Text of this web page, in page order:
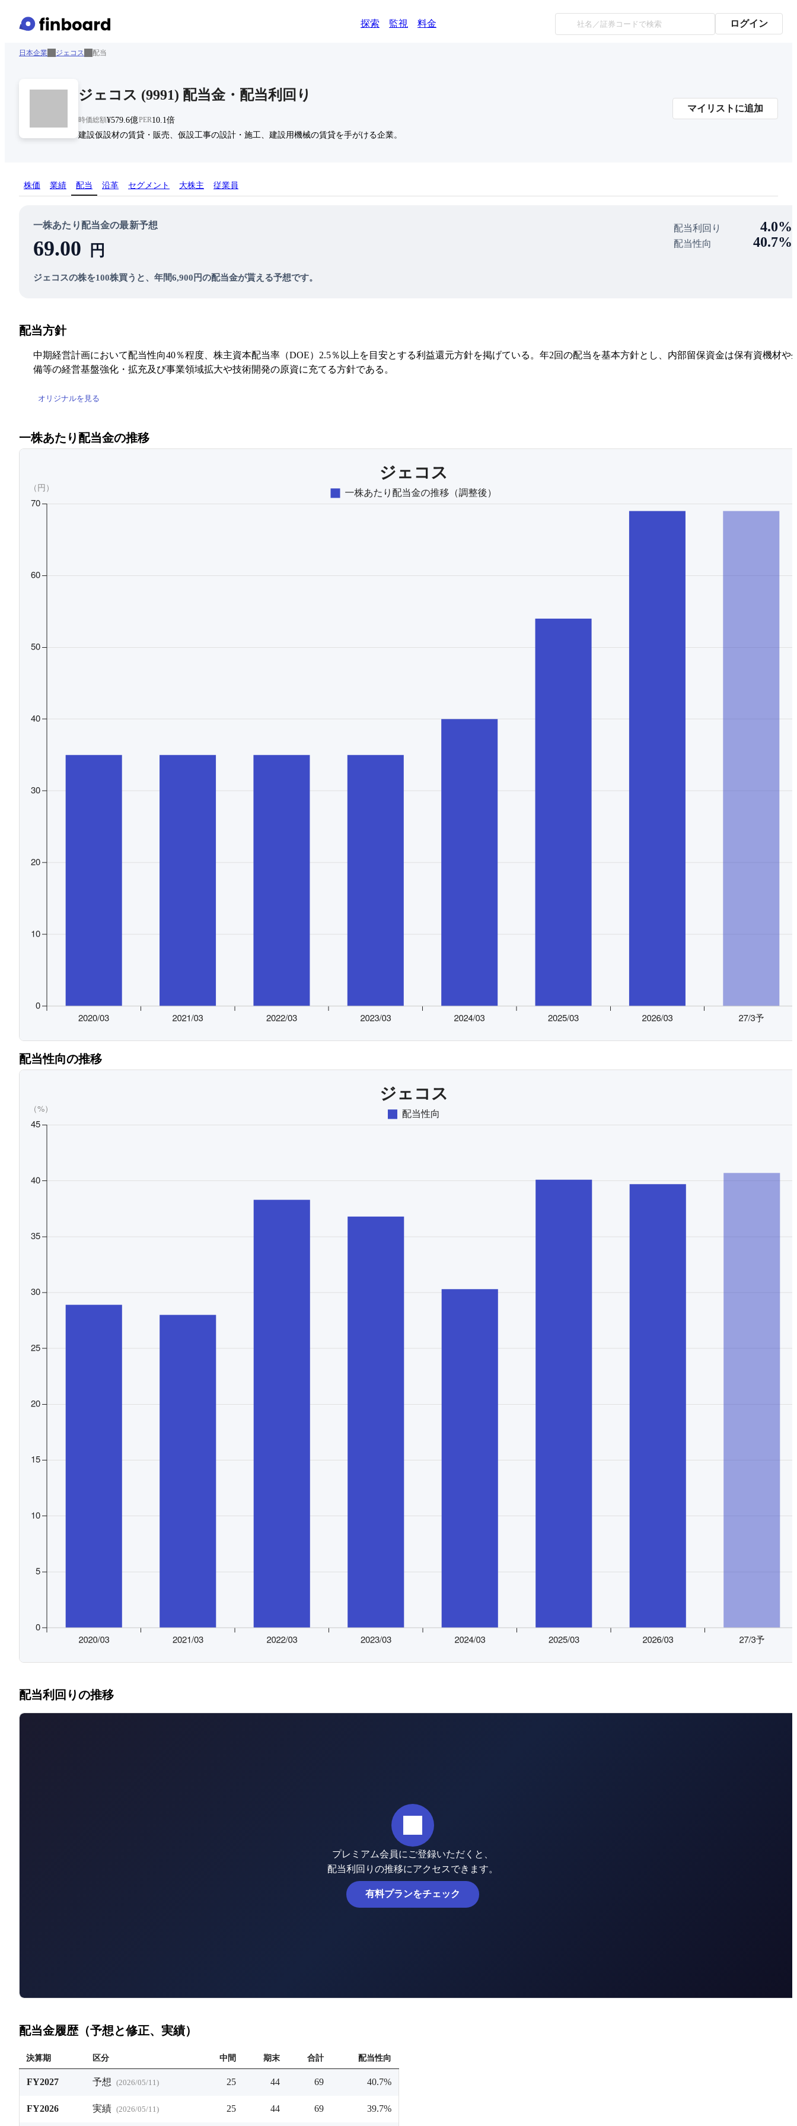
探索 監視 料金 ログイン
日本企業 ジェコス 配当
ジェコス (9991) 配当金・配当利回り
時価総額¥579.6億PER10.1倍
建設仮設材の賃貸・販売、仮設工事の設計・施工、建設用機械の賃貸を手がける企業。
マイリストに追加
株価 業績 配当 沿革 セグメント 大株主 従業員
一株あたり配当金の最新予想
69.00 円
ジェコスの株を100株買うと、年間6,900円の配当金が貰える予想です。
配当利回り 4.0%
配当性向 40.7%
配当方針
中期経営計画において配当性向40％程度、株主資本配当率（DOE）2.5％以上を目安とする利益還元方針を掲げている。年2回の配当を基本方針とし、内部留保資金は保有資機材や
備等の経営基盤強化・拡充及び事業領域拡大や技術開発の原資に充てる方針である。
オリジナルを見る
一株あたり配当金の推移
配当性向の推移
配当利回りの推移
プレミアム会員にご登録いただくと、
配当利回りの推移にアクセスできます。
有料プランをチェック
配当金履歴（予想と修正、実績）
決算期 区分 中間 期末 合計 配当性向
FY2027 予想 (2026/05/11) 25 44 69 40.7%
FY2026 実績 (2026/05/11) 25 44 69 39.7%